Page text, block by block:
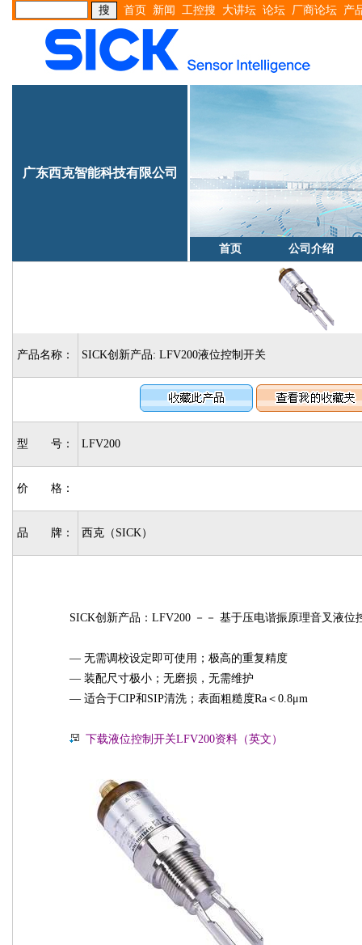
首页 新闻 工控搜 大讲坛 论坛 厂商论坛 产
广东西克智能科技有限公司
首页 公司介绍
产品名称： SICK创新产品: LFV200液位控制开关
型 号： LFV200
价 格：
品 牌： 西克（SICK）
SICK创新产品：LFV200 －－ 基于压电谐振原理音叉液位
— 无需调校设定即可使用；极高的重复精度
— 装配尺寸极小；无磨损，无需维护
— 适合于CIP和SIP清洗；表面粗糙度Ra＜0.8μm
下载液位控制开关LFV200资料（英文）